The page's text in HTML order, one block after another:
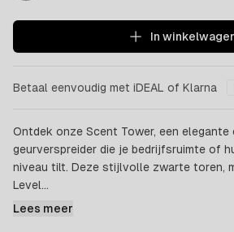
In
Betaal eenvoudig met iDEAL of Klarna
Ontdek onze Scent Tower, een elegante
geurverspreider die je bedrijfsruimte of
niveau tilt. Deze stijlvolle zwarte toren,
Level...
Lees meer